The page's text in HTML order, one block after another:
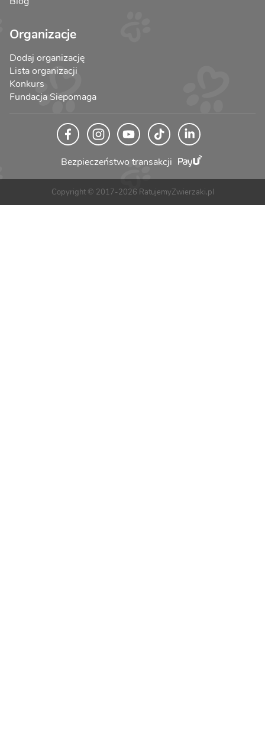
Organizacje
Dodaj organizację
Lista organizacji
Konkurs
Fundacja Siepomaga
Bezpieczeństwo transakcji
Copyright © 2017-2026 RatujemyZwierzaki.pl